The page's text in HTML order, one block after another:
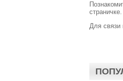
страничке.
Для связи